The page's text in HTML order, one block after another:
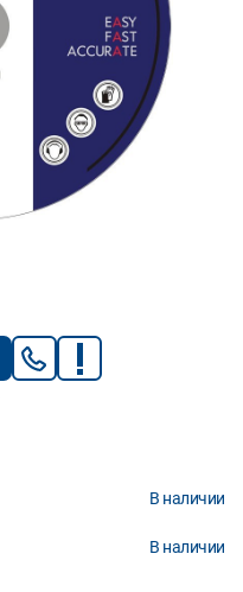
В наличии
В наличии